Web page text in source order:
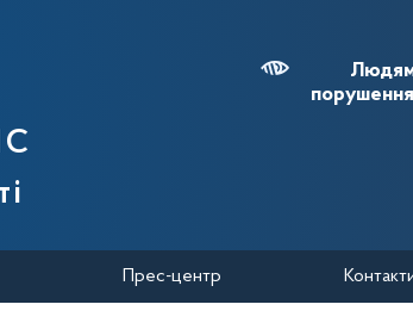
Людям
Прес-центр